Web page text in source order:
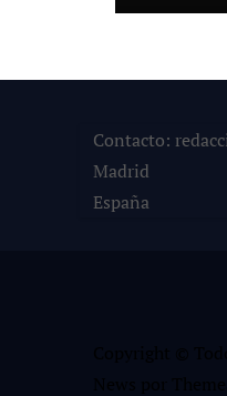
Contacto:
Madrid
España